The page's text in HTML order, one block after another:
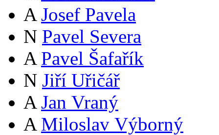
A Josef Pavela
N Pavel Severa
A Pavel Šafařík
N Jiří Uřičář
A Jan Vraný
A Miloslav Výborný